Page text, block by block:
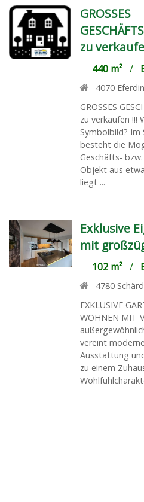
GROSSES
zu
440 m²/
4070
GROSSES
zu verkaufen !!!
Symbolbild?
besteht die
Geschäfts-
Objekt aus
liegt ...
Exklusive
mit
102 m²/
4780
EXKLUSIVE
WOHNEN MIT
vereint
Ausstattung
zu einem